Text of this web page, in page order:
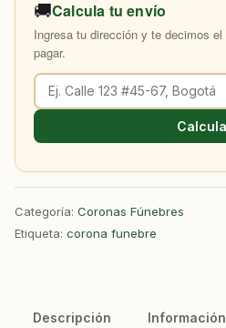
🚚Calcula tu envío
Ingresa tu dirección y te decimos
pagar.
Categoría: Coronas Fúnebres
Etiqueta: corona funebre
Descripción
Información